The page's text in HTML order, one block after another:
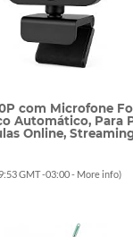
com Microfone
Automático, Para
Online,
GMT -03:00 - More info)